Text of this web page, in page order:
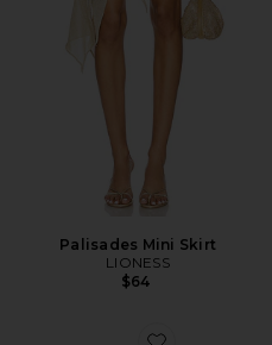
Palisades Mini Skirt
LIONESS
$64